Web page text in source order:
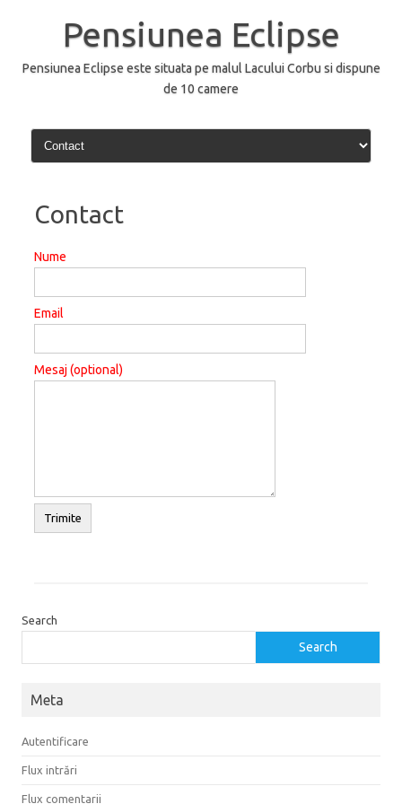
Pensiunea Eclipse
Pensiunea Eclipse este situata pe malul Lacului Corbu si dispune
de 10 camere
Contact
Nume
Email
Mesaj (optional)
Search
Search
Meta
Autentificare
Flux intrări
Flux comentarii